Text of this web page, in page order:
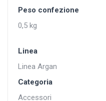
Peso confezione
0,5 kg
Linea
Linea Argan
Categoria
Accessori